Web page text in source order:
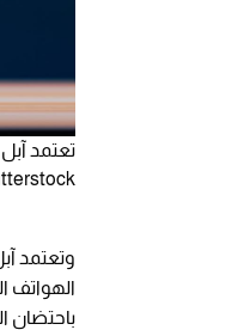
تعتمد
وتعتمد
باحتضان